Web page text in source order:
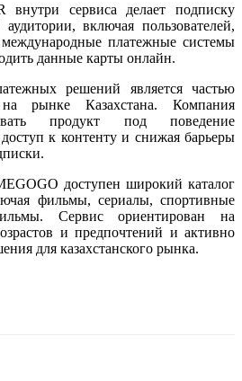
внутри сервиса делает подписку
включая пользователей,
платежные системы
данные карты онлайн.
решений является частью
рынке Казахстана. Компания
продукт под поведение
к контенту и снижая барьеры
доступен широкий каталог
фильмы, сериалы, спортивные
Сервис ориентирован на
и предпочтений и активно
для казахстанского рынка.